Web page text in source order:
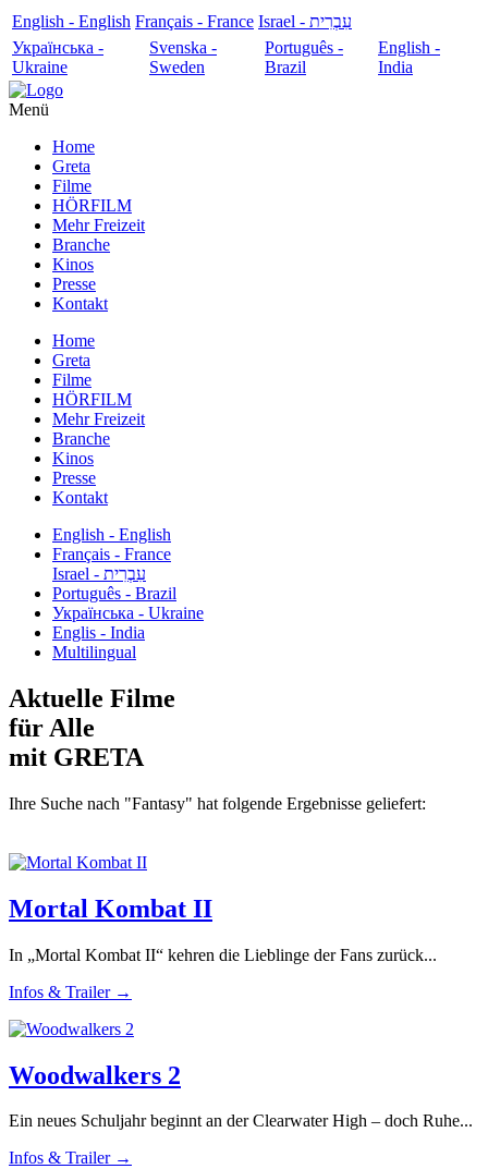
English - English Français - France
עִבְרִית - Israel
Українська -
Ukraine
Svenska -
Sweden
Português -
Brazil
English -
India
Menü
Home
Greta
Filme
HÖRFILM
Mehr Freizeit
Branche
Kinos
Presse
Kontakt
Home
Greta
Filme
HÖRFILM
Mehr Freizeit
Branche
Kinos
Presse
Kontakt
English - English
Français - France
עִבְרִית - Israel
Português - Brazil
Українська - Ukraine
Englis - India
Multilingual
Aktuelle Filme
für Alle
mit GRETA
Ihre Suche nach "Fantasy" hat folgende Ergebnisse geliefert:
Mortal Kombat II
In „Mortal Kombat II“ kehren die Lieblinge der Fans zurück...
Infos & Trailer →
Woodwalkers 2
Ein neues Schuljahr beginnt an der Clearwater High – doch Ruhe...
Infos & Trailer →